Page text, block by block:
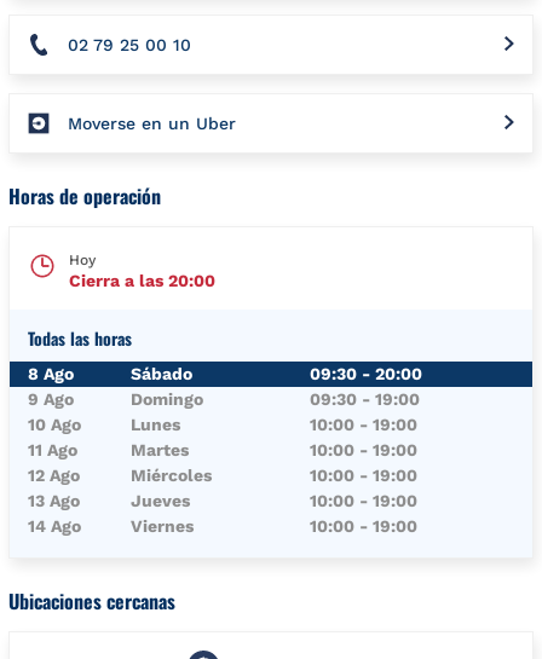
02 79 25 00 10
Moverse en un Uber
Horas de operación
Hoy
Cierra a las 20:00
Todas las horas
Día de la semanaHorario
8 Ago Sábado 09:30 - 20:00
9 Ago
Domingo 09:30 - 19:00
10 Ago
Lunes 10:00 - 19:00
11 Ago
Martes 10:00 - 19:00
12 Ago
Miércoles 10:00 - 19:00
13 Ago
Jueves 10:00 - 19:00
14 Ago
Viernes 10:00 - 19:00
Ubicaciones cercanas